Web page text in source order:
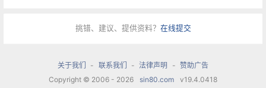
挑错、建议、提供资料？ 在线提交
关于我们 - 联系我们 - 法律声明 - 赞助广告
Copyright © 2006 - 2026
sin80.com
v19.4.0418